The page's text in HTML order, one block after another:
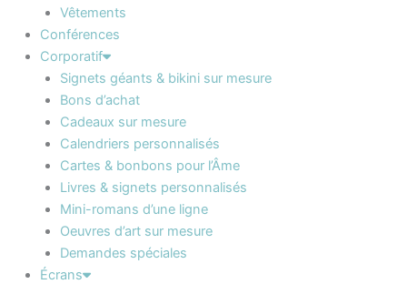
Vêtements
Conférences
Corporatif
Signets géants & bikini sur mesure
Bons d’achat
Cadeaux sur mesure
Calendriers personnalisés
Cartes & bonbons pour l’Âme
Livres & signets personnalisés
Mini-romans d’une ligne
Oeuvres d’art sur mesure
Demandes spéciales
Écrans